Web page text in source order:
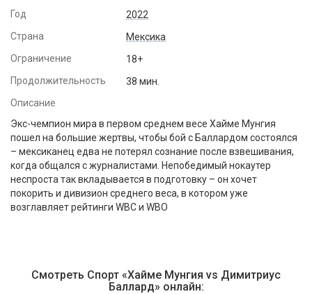
Год
2022
Страна
Мексика
Ограничение
18+
Продолжительность
38 мин.
Описание
Экс-чемпион мира в первом среднем весе Хайме Мунгия
пошел на большие жертвы, чтобы бой с Баллардом состоялся
– мексиканец едва не потерял сознание после взвешивания,
когда общался с журналистами. Непобедимый нокаутер
неспроста так вкладывается в подготовку – он хочет
покорить и дивизион среднего веса, в котором уже
возглавляет рейтинги WBC и WBO
Смотреть Спорт «Хайме Мунгия vs Димитриус
Баллард» онлайн: